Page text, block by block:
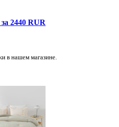
2440 RUR
в нашем магазине.